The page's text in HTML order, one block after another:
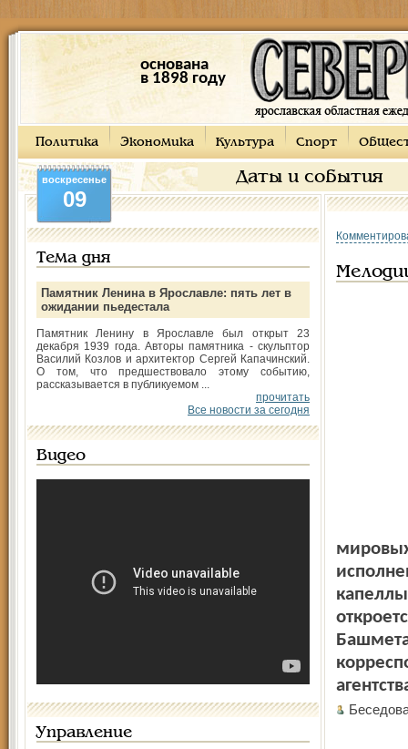
основана
в 1898 году
Политика Экономика Культура Спорт
Даты и события
воскресенье
09
Тема дня
Памятник Ленина в Ярославле: пять лет в
ожидании пьедестала
Памятник Ленину в Ярославле был открыт 23
декабря 1939 года. Авторы памятника - скульптор
Василий Козлов и архитектор Сергей Капачинский.
О том, что предшествовало этому событию,
рассказывается в публикуемом ...
прочитать
Все новости за сегодня
Видео
Управление